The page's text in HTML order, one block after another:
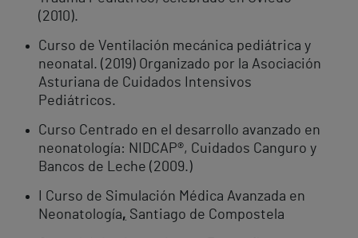
(2010).
Curso de Ventilación mecánica pediátrica y
neonatal. (2019) Organizado por la Asociación
Asturiana de Cuidados Intensivos
Pediátricos.
Curso Centrado en el desarrollo avanzado en
neonatología: NIDCAP®, Cuidados Canguro y
Bancos de Leche (2009.)
I Curso de Simulación Médica Avanzada en
Neonatología, Santiago de Compostela